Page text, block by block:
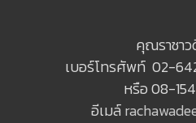
คุณราชา
เบอร์โทรศัพท์ 02-
หรือ 08-
อีเมล์